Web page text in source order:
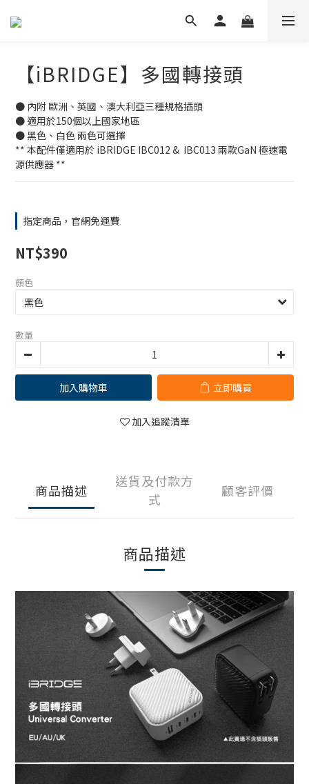
【iBRIDGE】多國轉接頭
● 內附 歐洲、英國、澳大利亞三種規格插頭
● 適用於150個以上國家地區
● 黑色、白色 兩色可選擇
** 本配件僅適用於 iBRIDGE IBC012 &  IBC013 兩款GaN 極速電
源供應器 **
指定商品，官網免運費
NT$390
顏色
數量
加入購物車 立即購買
加入追蹤清單
商品描述
送貨及付款方
式
顧客評價
商品描述